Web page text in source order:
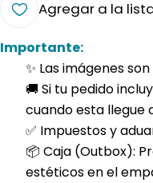
Agregar a la
Importante:
✨ Las imágenes
🚚 Si tu pedido
cuando esta llegue
✅ Impuestos y
📦 Caja (Outbox):
estéticos en el